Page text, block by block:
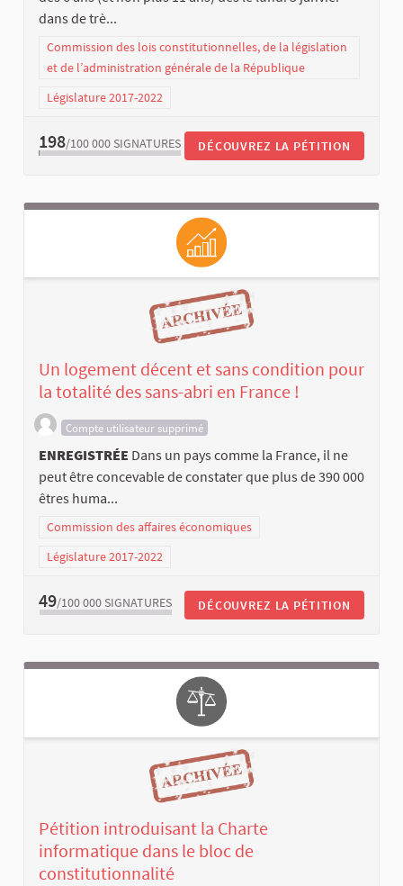
dans de trè...
Commission des lois constitutionnelles, de la législation
et de l’administration générale de la République
Législature 2017-2022
198/100 000 SIGNATURES DÉCOUVREZ LA PÉTITION
Un logement décent et sans condition pour
la totalité des sans-abri en France !
Compte utilisateur supprimé
ENREGISTRÉE Dans un pays comme la France, il ne
peut être concevable de constater que plus de 390 000
êtres huma...
Commission des affaires économiques
Législature 2017-2022
49/100 000 SIGNATURES DÉCOUVREZ LA PÉTITION
Pétition introduisant la Charte
informatique dans le bloc de
constitutionnalité